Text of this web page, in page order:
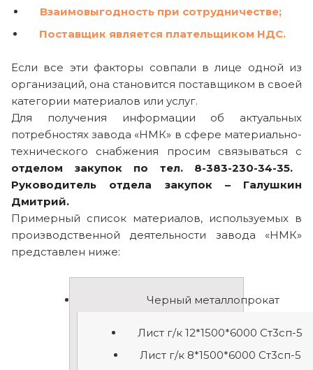
Взаимовыгодность при сотрудничестве;
Поставщик является плательщиком НДС.
Если все эти факторы совпали в лице одной из
организаций, она становится поставщиком в своей
категории материалов или услуг.
Для получения информации об актуальных
потребностях завода «НМК» в сфере материально-
технического снабжения просим связываться с
отделом закупок по тел. 8-383-230-34-35.
Руководитель отдела закупок – Галушкин
Дмитрий.
Примерный список материалов, используемых в
производственной деятельности завода «НМК»
представлен ниже:
Черный металлопрокат
Лист г/к 12*1500*6000 Ст3сп-5
Лист г/к 8*1500*6000 Ст3сп-5